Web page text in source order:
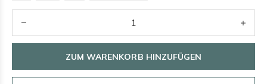
ZUM WARENKORB HINZUFÜGEN